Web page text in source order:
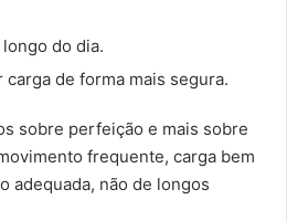
do dia.
de forma mais segura.
sobre perfeição e mais sobre
frequente, carga bem
adequada, não de longos